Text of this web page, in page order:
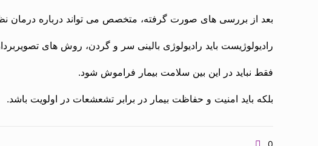
بعد از بررسی های صورت گرفته، متخصص می تواند درباره درمان
رادیولوژیست باید رادیولوژی بالینی سر و گردن، روش های
فقط نباید در این بین سلامت بیمار فراموش شود.
بلکه باید امنیت و حفاظت بیمار در برابر تشعشعات در اولویت باشد.
0